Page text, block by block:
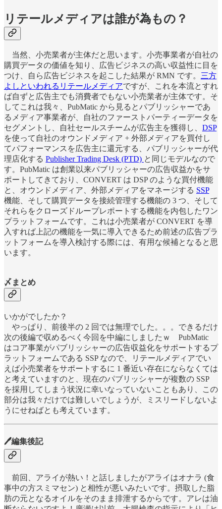
リテールメディアは誰が為もの？
当然、小売業者が主体だと思います。小売事業者が自社の
購買データの価値を知り、広告ビジネスの高い収益性に目を
つけ、自ら広告ビジネスを起こした結果が RMN です。 三方
よしといわれるリテールメディアですが、これを本流とすれ
ば自ずと広告主でも消費者でもない小売業者が主体です。そ
してこれは我々、PubMatic から見るとパブリッシャーであ
るメディア事業者が、自社のファーストパーティーデータを
セグメントし、自社セールスチームが広告主を獲得し、 DSP
を使って自社のオウンドメディア + 外部メディアを買付し
てパフォーマンスを広告主に還元する、パブリッシャーが代
理店化する Publisher Trading Desk (PTD) と同じモデルなので
す。PubMatic は創業以来パブリッシャーの広告収益かをサ
ポートしてきており、CONVERT は DSP のような買付機能
と、オウンドメディア、外部メディアをマネージする SSP
機能、そして購買データを接続管理する機能の 3 つ、そして
それらをクローズドループレポートする機能を内包したワン
プラットフォームです。これは小売業者が CONVERT を導
入すれば上記の機能を一気に導入できるため前述の広告プラ
ットフォームを導入検討する際には、有用な候補となると思
います。
〆まとめ
いかがでしたか？
やっぱり、前後半の 2 回では無理でした。。。できるだけ
次の後編で収めるべく今回を中編にしましたｗ PubMatic
はコア事業がパブリッシャーの広告収益化をサポートするプ
ラットフォームである SSP なので、リテールメディアでい
えば小売業者をサポートするに 1 番近い存在にならなくては
と考えていますのと、現在のパブリッシャーが複数の SSP
を採用してしまう状況に幸いなっていないこともあり、この
部分は我々だけでは難しいでしょうが、ミスリードしないよ
うにせねばとも考えています。
🖊編集後記
前回、アライが熱い！と話しましたがアライはオナラ (食
事中の方スミマセン) と相性が悪いみたいです。摂取した脂
肪の元となるオイルをそのまま排泄するからです。アレは油